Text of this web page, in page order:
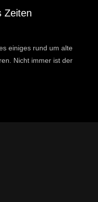
Zeiten
einiges rund um alte
Nicht immer ist der